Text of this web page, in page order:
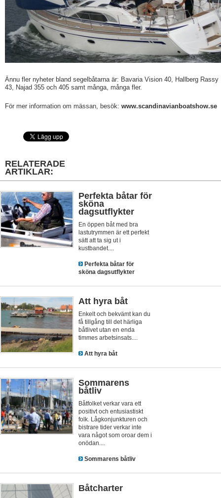
Ännu fler nyheter bland segelbåtarna är: Bavaria Vision 40, Hallberg Rassy
43, Najad 355 och 405 samt många, många fler.
För mer information om mässan, besök: www.scandinavianboatshow.se
RELATERADE
ARTIKLAR:
Perfekta båtar för
sköna
dagsutflykter
En öppen båt med bra
lastutrymmen är ett perfekt
sätt att ta sig ut i
kustbandet....
Perfekta båtar för
sköna dagsutflykter
Att hyra båt
Enkelt och bekvämt kan du
få tillgång till det härliga
båtlivet utan en enda
timmes arbetsinsats....
Att hyra båt
Sommarens
båtliv
Båtfolket verkar vara ett
positivt och entusiastiskt
folk. Lågkonjunkturen och
bistrare tider verkar inte
vara något som oroar dem i
onödan....
Sommarens båtliv
Båtcharter